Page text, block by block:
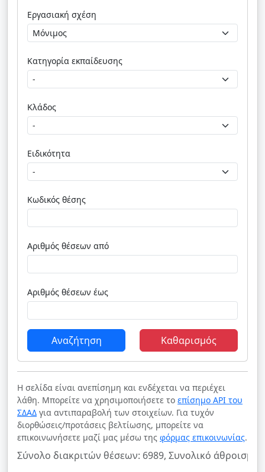
Εργασιακή σχέση
Κατηγορία εκπαίδευσης
Κλάδος
Ειδικότητα
Κωδικός θέσης
Αριθμός θέσεων από
Αριθμός θέσεων έως
Αναζήτηση Καθαρισμός
Η σελίδα είναι ανεπίσημη και ενδέχεται να περιέχει
λάθη. Μπορείτε να χρησιμοποιήσετε το επίσημο API του
ΣΔΑΔ για αντιπαραβολή των στοιχείων. Για τυχόν
διορθώσεις/προτάσεις βελτίωσης, μπορείτε να
επικοινωνήσετε μαζί μας μέσω της φόρμας επικοινωνίας.
Σύνολο διακριτών θέσεων: 6989, Συνολικό άθροισμα